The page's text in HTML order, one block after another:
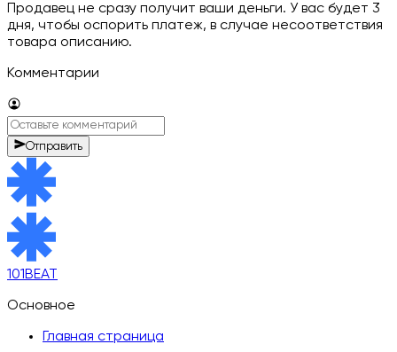
Продавец не сразу получит ваши деньги. У вас будет 3
дня, чтобы оспорить платеж, в случае несоответствия
товара описанию.
Комментарии
Отправить
101BEAT
Основное
Главная страница